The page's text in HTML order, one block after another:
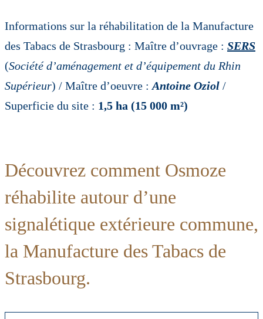
Informations sur la réhabilitation de la Manufacture
des Tabacs de Strasbourg : Maître d’ouvrage : SERS
(Société d’aménagement et d’équipement du Rhin
Supérieur) / Maître d’oeuvre : Antoine Oziol /
Superficie du site : 1,5 ha (15 000 m²)
Découvrez comment Osmoze
réhabilite autour d’une
signalétique extérieure commune,
la Manufacture des Tabacs de
Strasbourg.